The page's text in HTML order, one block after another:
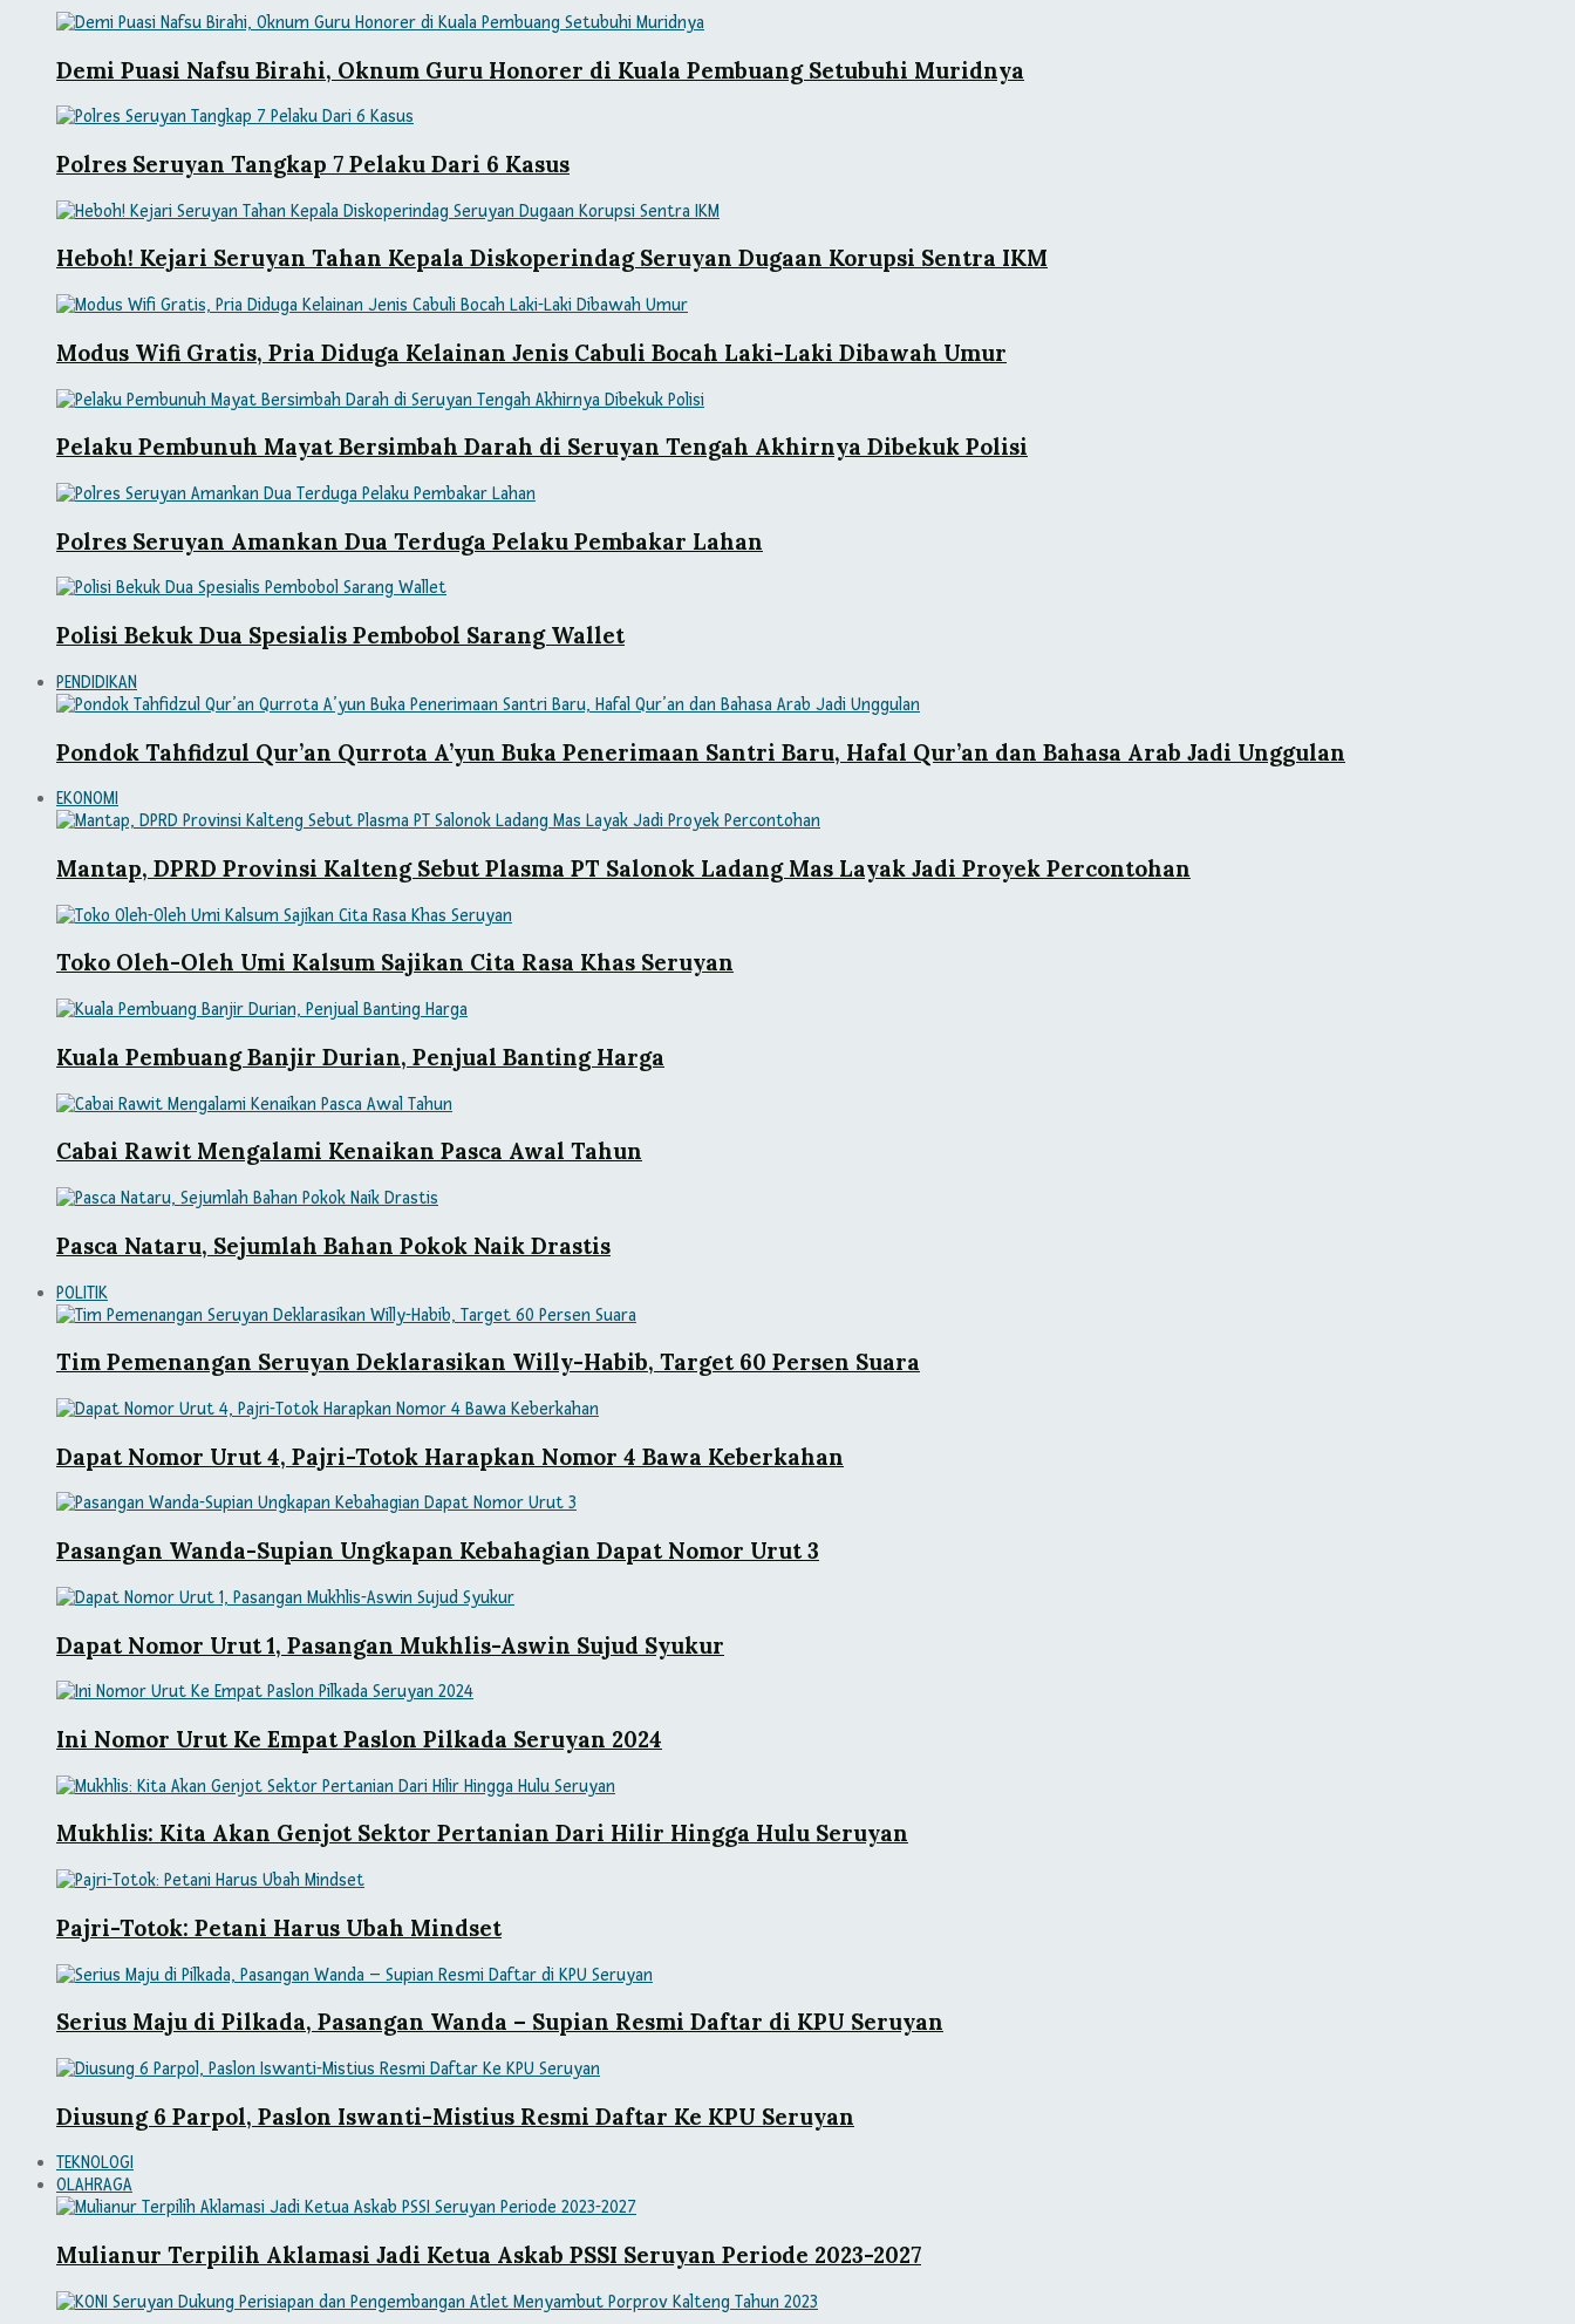
Demi Puasi Nafsu Birahi, Oknum Guru Honorer di Kuala Pembuang Setubuhi Muridnya
Polres Seruyan Tangkap 7 Pelaku Dari 6 Kasus
Heboh! Kejari Seruyan Tahan Kepala Diskoperindag Seruyan Dugaan Korupsi Sentra IKM
Modus Wifi Gratis, Pria Diduga Kelainan Jenis Cabuli Bocah Laki-Laki Dibawah Umur
Pelaku Pembunuh Mayat Bersimbah Darah di Seruyan Tengah Akhirnya Dibekuk Polisi
Polres Seruyan Amankan Dua Terduga Pelaku Pembakar Lahan
Polisi Bekuk Dua Spesialis Pembobol Sarang Wallet
PENDIDIKAN
Pondok Tahfidzul Qur’an Qurrota A’yun Buka Penerimaan Santri Baru, Hafal Qur’an dan Bahasa Arab Jadi Unggulan
EKONOMI
Mantap, DPRD Provinsi Kalteng Sebut Plasma PT Salonok Ladang Mas Layak Jadi Proyek Percontohan
Toko Oleh-Oleh Umi Kalsum Sajikan Cita Rasa Khas Seruyan
Kuala Pembuang Banjir Durian, Penjual Banting Harga
Cabai Rawit Mengalami Kenaikan Pasca Awal Tahun
Pasca Nataru, Sejumlah Bahan Pokok Naik Drastis
POLITIK
Tim Pemenangan Seruyan Deklarasikan Willy-Habib, Target 60 Persen Suara
Dapat Nomor Urut 4, Pajri-Totok Harapkan Nomor 4 Bawa Keberkahan
Pasangan Wanda-Supian Ungkapan Kebahagian Dapat Nomor Urut 3
Dapat Nomor Urut 1, Pasangan Mukhlis-Aswin Sujud Syukur
Ini Nomor Urut Ke Empat Paslon Pilkada Seruyan 2024
Mukhlis: Kita Akan Genjot Sektor Pertanian Dari Hilir Hingga Hulu Seruyan
Pajri-Totok: Petani Harus Ubah Mindset
Serius Maju di Pilkada, Pasangan Wanda – Supian Resmi Daftar di KPU Seruyan
Diusung 6 Parpol, Paslon Iswanti-Mistius Resmi Daftar Ke KPU Seruyan
TEKNOLOGI
OLAHRAGA
Mulianur Terpilih Aklamasi Jadi Ketua Askab PSSI Seruyan Periode 2023-2027